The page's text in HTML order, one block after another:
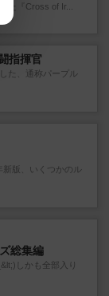
た『Cross of Ir...
指揮官
た、通称パープル
新版、いくつかのル
総集編
しかも全部入り